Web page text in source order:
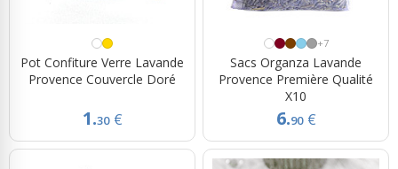
Pot Confiture Verre Lavande
Provence Couvercle Doré
1.30 €
+7
Sacs Organza Lavande
Provence Première Qualité
X10
6.90 €